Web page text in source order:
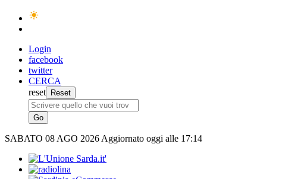
Login
facebook
twitter
CERCA
reset
SABATO 08 AGO 2026 Aggiornato oggi alle 17:14